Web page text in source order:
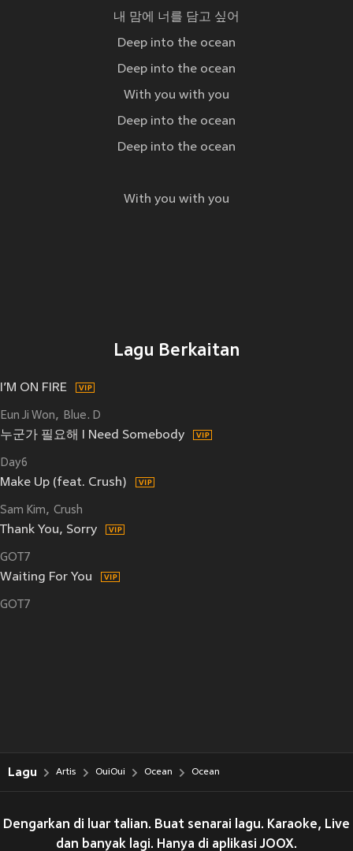
내 맘에 너를 담고 싶어
Deep into the ocean
Deep into the ocean
With you with you
Deep into the ocean
Deep into the ocean
With you with you
Lagu Berkaitan
I’M ON FIRE
Eun Ji Won Blue. D
누군가 필요해 I Need Somebody
Day6
Make Up (feat. Crush)
Sam Kim Crush
Thank You, Sorry
GOT7
Waiting For You
GOT7
Lagu Artis OuiOui Ocean Ocean
Dengarkan di luar talian. Buat senarai lagu. Karaoke, Live
dan banyak lagi. Hanya di aplikasi JOOX.